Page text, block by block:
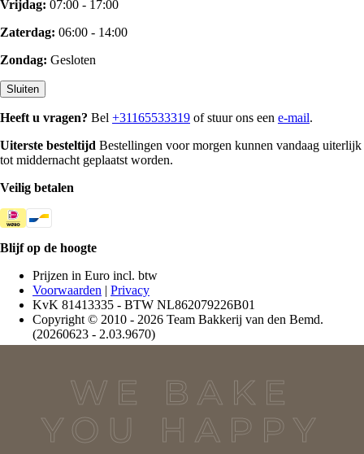
WE BAKE
YOU HAPPY